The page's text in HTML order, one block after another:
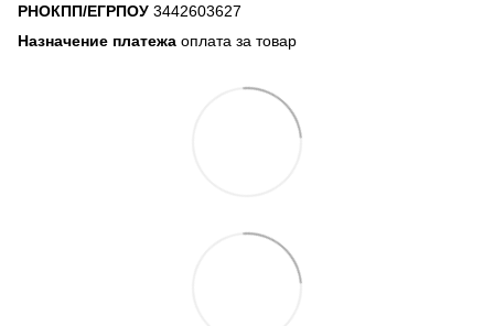
РНОКПП/ЕГРПОУ 3442603627
Назначение платежа оплата за товар